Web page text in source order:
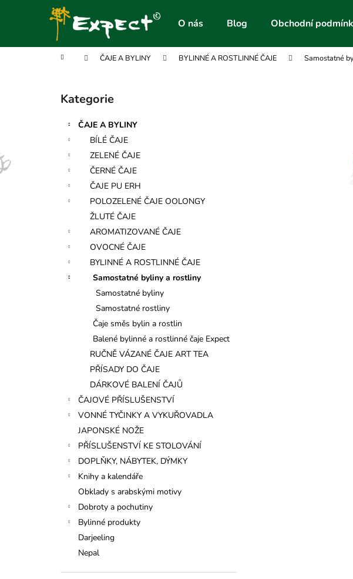
O nás Blog Obchodní
Domů ČAJE A BYLINY BYLINNÉ A ROSTLINNÉ ČAJE Samostatné
Přeskočit
kategorie
Kategorie
ČAJE A BYLINY
BÍLÉ ČAJE
ZELENÉ ČAJE
ČERNÉ ČAJE
ČAJE PU ERH
POLOZELENÉ ČAJE OOLONGY
ŽLUTÉ ČAJE
AROMATIZOVANÉ ČAJE
OVOCNÉ ČAJE
BYLINNÉ A ROSTLINNÉ ČAJE
Samostatné byliny a rostliny
Samostatné byliny
Samostatné rostliny
Čaje směs bylin a rostlin
Balené bylinné a rostlinné čaje Expect
RUČNĚ VÁZANÉ ČAJE ART TEA
PŘÍSADY DO ČAJE
DÁRKOVÉ BALENÍ ČAJŮ
ČAJOVÉ PŘÍSLUŠENSTVÍ
VONNÉ TYČINKY A VYKUŘOVADLA
JAPONSKÉ NOŽE
PŘÍSLUŠENSTVÍ KE STOLOVÁNÍ
DOPLŇKY, NÁBYTEK, DÝMKY
Knihy a kalendáře
Obklady s arabskými motivy
Dobroty a pochutiny
Bylinné produkty
Darjeeling
Nepal
í
Zpět
do
Zpět
do
Co